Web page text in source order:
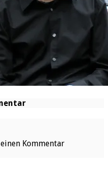
Kommentar